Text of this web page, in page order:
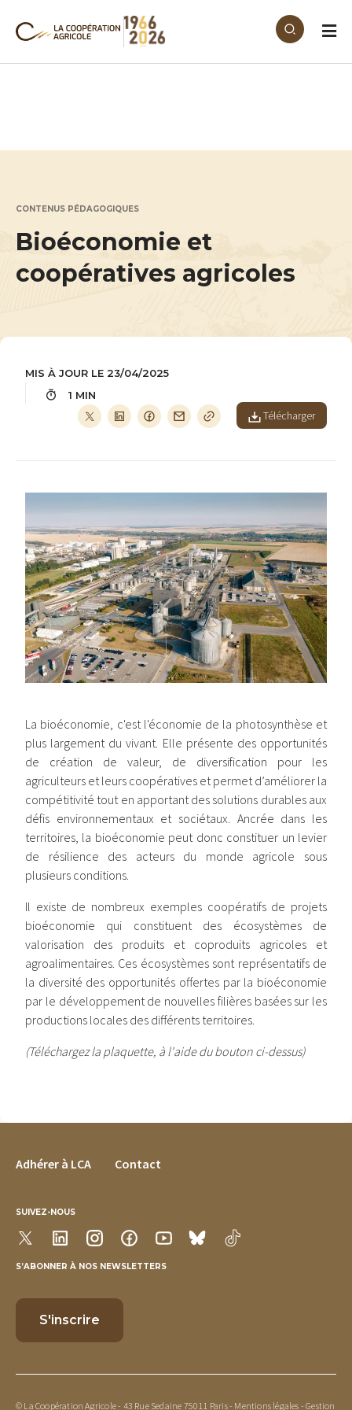
CONTENUS PÉDAGOGIQUES
Bioéconomie et
coopératives agricoles
MIS À JOUR LE 23/04/2025
1 MIN
Télécharger
La bioéconomie, c'est l'économie de la photosynthèse et
plus largement du vivant. Elle présente des opportunités
de création de valeur, de diversification pour les
agriculteurs et leurs coopératives et permet d’améliorer la
compétitivité tout en apportant des solutions durables aux
défis environnementaux et sociétaux. Ancrée dans les
territoires, la bioéconomie peut donc constituer un levier
de résilience des acteurs du monde agricole sous
plusieurs conditions.
Il existe de nombreux exemples coopératifs de projets
bioéconomie qui constituent des écosystèmes de
valorisation des produits et coproduits agricoles et
agroalimentaires. Ces écosystèmes sont représentatifs de
la diversité des opportunités offertes par la bioéconomie
par le développement de nouvelles filières basées sur les
productions locales des différents territoires.
(Téléchargez la plaquette, à l'aide du bouton ci-dessus)
FOOTER MENU
Adhérer à LCA Contact
SUIVEZ-NOUS
S’ABONNER À NOS NEWSLETTERS
© La Coopération Agricole - 43 Rue Sedaine 75011 Paris - Mentions légales -Gestion